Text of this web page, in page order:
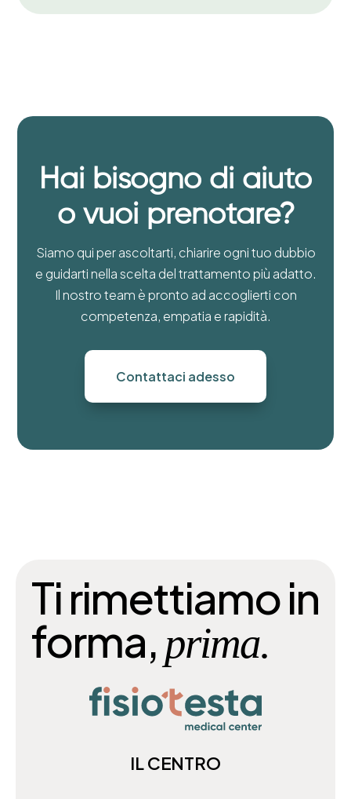
Hai bisogno di aiuto
o vuoi prenotare?
Siamo qui per ascoltarti, chiarire ogni tuo dubbio
e guidarti nella scelta del trattamento più adatto.
Il nostro team è pronto ad accoglierti con
competenza, empatia e rapidità.
Contattaci adesso
Ti rimettiamo in
forma, prima.
IL CENTRO